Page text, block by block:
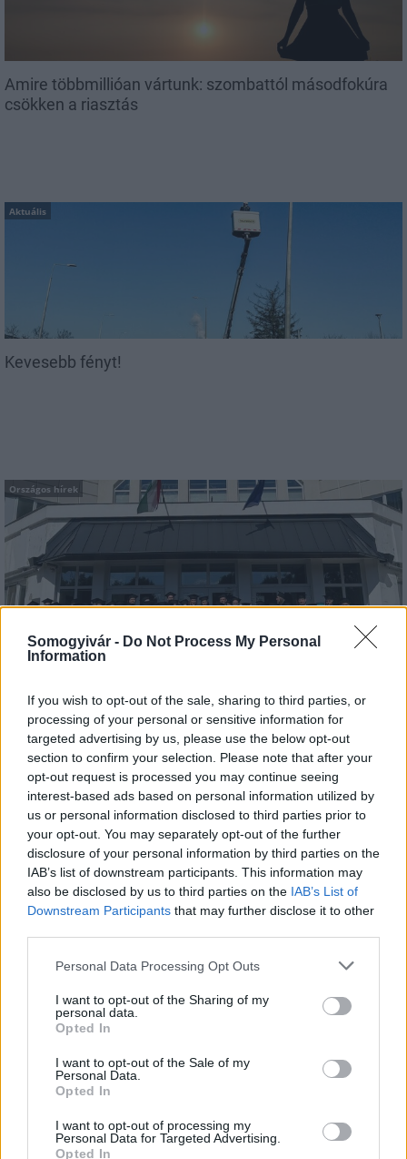
Somogyivár - Do Not Process My Personal
Information
If you wish to opt-out of the sale, sharing to third parties, or
processing of your personal or sensitive information for
targeted advertising by us, please use the below opt-out
section to confirm your selection. Please note that after your
opt-out request is processed you may continue seeing
interest-based ads based on personal information utilized by
us or personal information disclosed to third parties prior to
your opt-out. You may separately opt-out of the further
disclosure of your personal information by third parties on the
IAB’s list of downstream participants. This information may
also be disclosed by us to third parties on the IAB’s List of
Downstream Participants that may further disclose it to other
Please note that this website/app uses one or more Google
not limited to your visit or usage behaviour. You may click to
grant or deny consent to Google and its third-party tags to
use your data for below specified purposes in below Google
consent section.
Personal Data Processing Opt Outs
I want to opt-out of the Sharing of my
personal data.
Opted In
I want to opt-out of the Sale of my
Personal Data.
Opted In
I want to opt-out of processing my
Personal Data for Targeted Advertising.
Opted In
Amire többmillióan vártunk: szombattól másodfokúra
csökken a riasztás
Aktuális
Kevesebb fényt!
Országos hírek
Kecskeméten is szakirányú továbbképzésekkel erősít a
Gál Ferenc Egyetem
MAGYAR ÉPÍTŐK
Útépítés
BKK KM Építő Kft.
Látványos építési szakasz indult be a Flórián téri
felüljárón